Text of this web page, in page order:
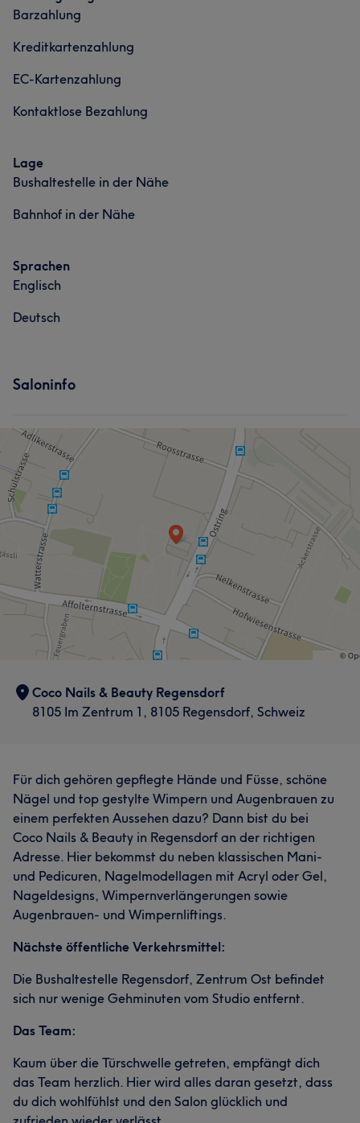
Barzahlung
Kreditkartenzahlung
EC-Kartenzahlung
Kontaktlose Bezahlung
Lage
Bushaltestelle in der Nähe
Bahnhof in der Nähe
Sprachen
Englisch
Deutsch
Saloninfo
Coco Nails & Beauty Regensdorf
8105 Im Zentrum 1, 8105 Regensdorf, Schweiz
Für dich gehören gepflegte Hände und Füsse, schöne
Nägel und top gestylte Wimpern und Augenbrauen zu
einem perfekten Aussehen dazu? Dann bist du bei
Coco Nails & Beauty in Regensdorf an der richtigen
Adresse. Hier bekommst du neben klassischen Mani-
und Pedicuren, Nagelmodellagen mit Acryl oder Gel,
Nageldesigns, Wimpernverlängerungen sowie
Augenbrauen- und Wimpernliftings.
Nächste öffentliche Verkehrsmittel:
Die Bushaltestelle Regensdorf, Zentrum Ost befindet
sich nur wenige Gehminuten vom Studio entfernt.
Das Team:
Kaum über die Türschwelle getreten, empfängt dich
das Team herzlich. Hier wird alles daran gesetzt, dass
du dich wohlfühlst und den Salon glücklich und